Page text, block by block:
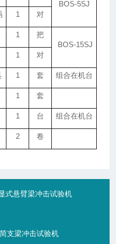
BOS-5SJ
1 对
1
把
BOS-15SJ
1 对
1 套 组合在机台
1 套
1 台 组合在机台
2 卷
式悬臂梁冲击试验机
支梁冲击试验机